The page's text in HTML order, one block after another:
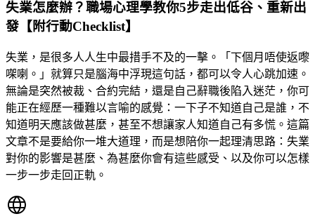
失業怎麼辦？職場心理學教你5步走出低谷、重新出
發【附行動Checklist】
失業，是很多人人生中最措手不及的一擊。「下個月唔使返嚟
㗎喇。」就算只是腦海中浮現這句話，都可以令人心跳加速。
無論是突然被裁、合約完結，還是自己辭職後陷入迷茫，你可
能正在經歷一種難以言喻的感覺：一下子不知道自己是誰，不
知道明天應該做甚麼，甚至不想讓家人知道自己有多慌。這篇
文章不是要給你一堆大道理，而是想陪你一起理清思路：失業
對你的影響是甚麼、為甚麼你會有這些感受、以及你可以怎樣
一步一步走回正軌。